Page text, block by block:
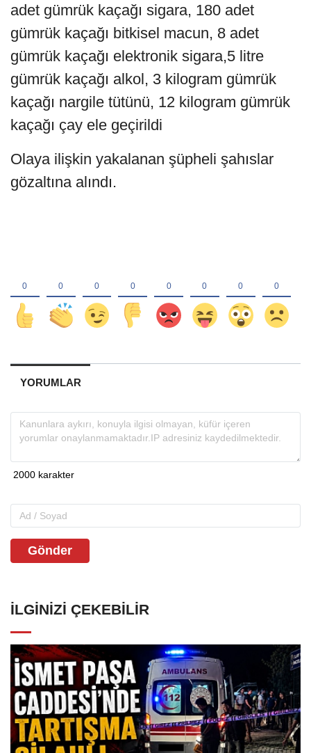
adet gümrük kaçağı sigara, 180 adet
gümrük kaçağı bitkisel macun, 8 adet
gümrük kaçağı elektronik sigara,5 litre
gümrük kaçağı alkol, 3 kilogram gümrük
kaçağı nargile tütünü, 12 kilogram gümrük
kaçağı çay ele geçirildi
Olaya ilişkin yakalanan şüpheli şahıslar
gözaltına alındı.
YORUMLAR
Gönder
İLGINIZI ÇEKEBILIR